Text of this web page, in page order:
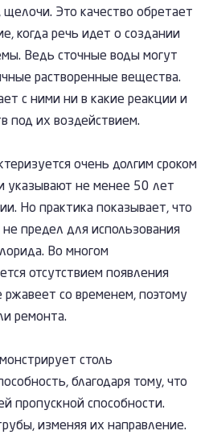
щелочи. Это качество обретает
когда речь идет о создании
Ведь сточные воды могут
растворенные вещества.
с ними ни в какие реакции и
под их воздействием.
очень долгим сроком
указывают не менее 50 лет
Но практика показывает, что
предел для использования
Во многом
отсутствием появления
со временем, поэтому
ремонта.
столь
благодаря тому, что
пропускной способности.
изменяя их направление.